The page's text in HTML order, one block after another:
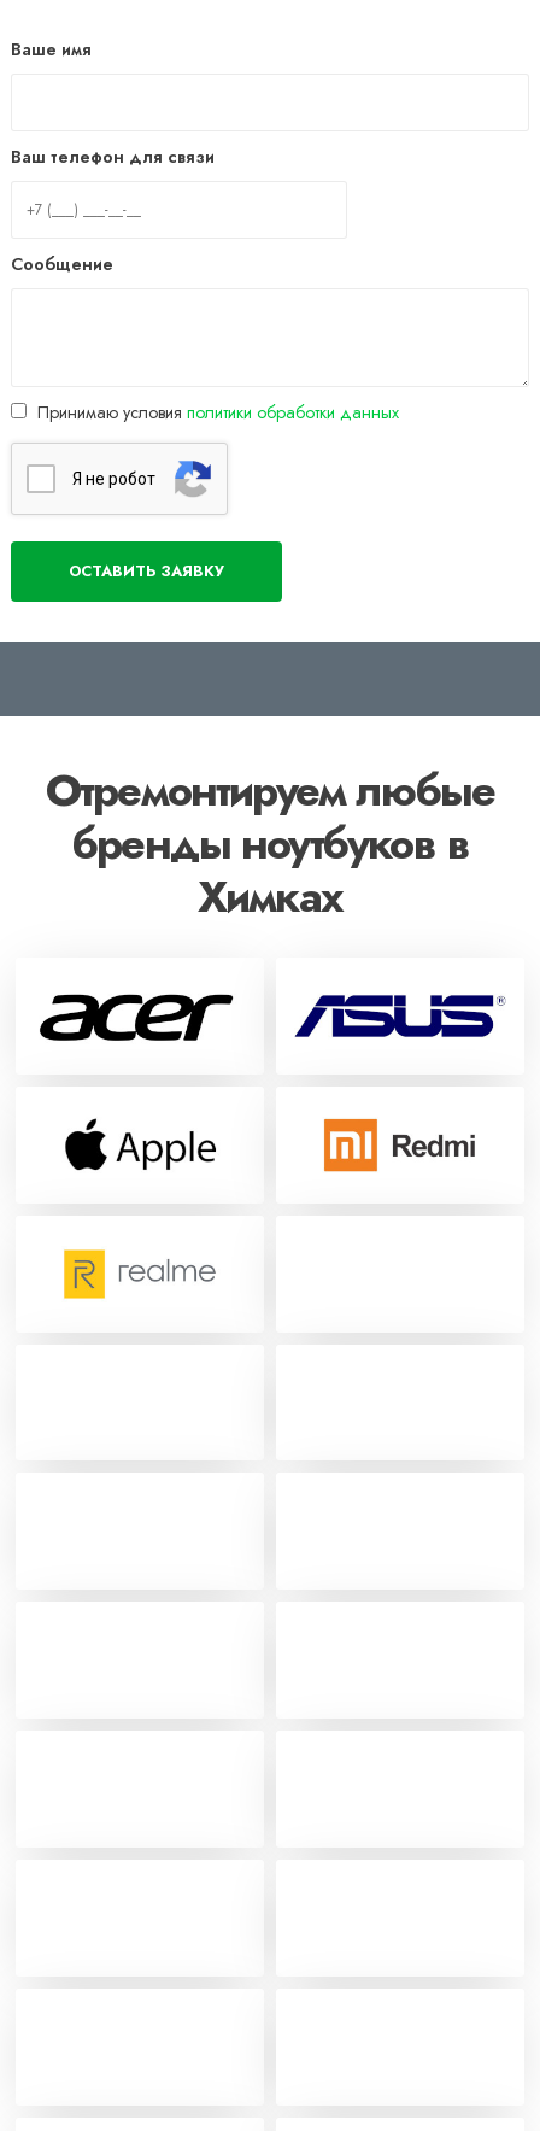
Ваше имя
Ваш телефон для связи
Сообщение
Принимаю условия политики обработки данных
Я нe poбoт
Отремонтируем любые
бренды ноутбуков в
Химках